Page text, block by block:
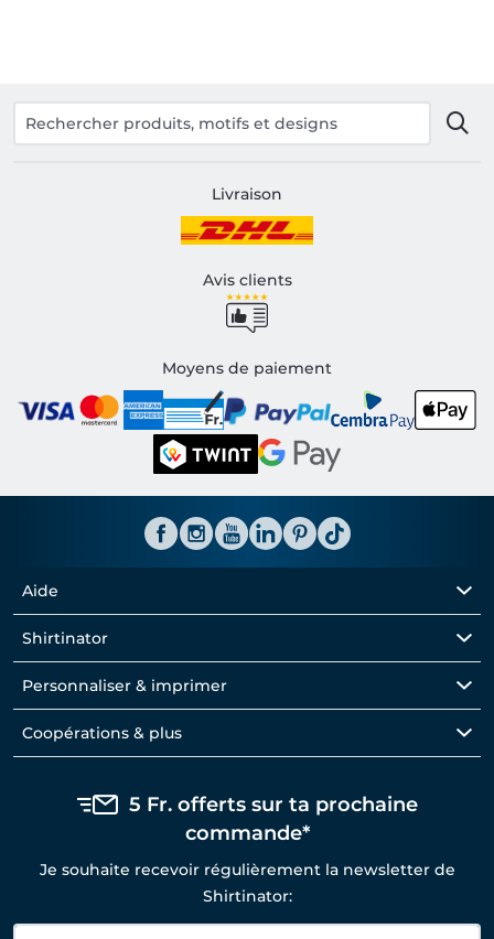
Livraison
Avis clients
Moyens de paiement
Aide
Shirtinator
Personnaliser & imprimer
Coopérations & plus
5 Fr. offerts sur ta prochaine
commande*
Je souhaite recevoir régulièrement la newsletter de
Shirtinator: